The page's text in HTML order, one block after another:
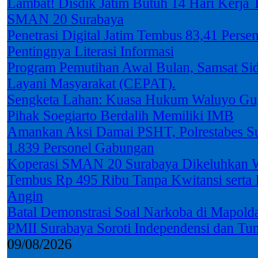
SMAN 20 Surabaya
Penetrasi Digital Jatim Tembus 83,41
Pentingnya Literasi Informasi
Program Pemutihan Awal Bulan, Samsat
Layani Masyarakat (CEPAT).
Sengketa Lahan: Kuasa Hukum Waluyo
Pihak Soegiarto Berdalih Memiliki IMB
Amankan Aksi Damai PSHT, Polrestabes
1.839 Personel Gabungan
Koperasi SMAN 20 Surabaya Dikeluhkan
Tembus Rp 495 Ribu Tanpa Kwitansi serta
Angin
Batal Demonstrasi Soal Narkoba di
PMII Surabaya Soroti Independensi dan
09/08/2026